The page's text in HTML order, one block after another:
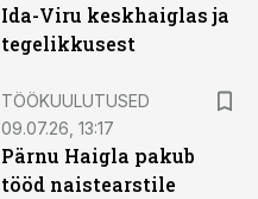
Ida-Viru keskhaiglas ja
tegelikkusest
TÖÖKUULUTUSED
09.07.26, 13:17
Pärnu Haigla pakub
tööd naistearstile